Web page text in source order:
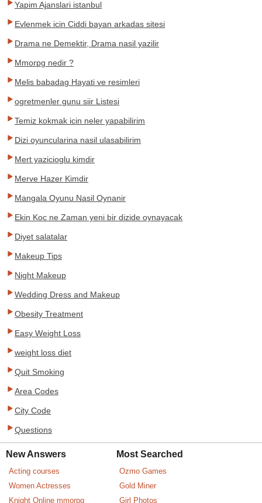
Yapim Ajanslari istanbul
Evlenmek icin Ciddi bayan arkadas sitesi
Drama ne Demektir, Drama nasil yazilir
Mmorpg nedir ?
Melis babadag Hayati ve resimleri
ogretmenler gunu siir Listesi
Temiz kokmak icin neler yapabilirim
Dizi oyuncularina nasil ulasabilirim
Mert yazicioglu kimdir
Merve Hazer Kimdir
Mangala Oyunu Nasil Oynanir
Ekin Koc ne Zaman yeni bir dizide oynayacak
Diyet salatalar
Makeup Tips
Night Makeup
Wedding Dress and Makeup
Obesity Treatment
Easy Weight Loss
weight loss diet
Quit Smoking
Area Codes
City Code
Questions
New Answers
Acting courses
Women Actresses
Knight Online mmorpg
Most Searched
Ozmo Games
Gold Miner
Girl Photos